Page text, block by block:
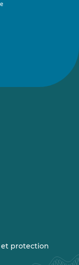
sur
et protection